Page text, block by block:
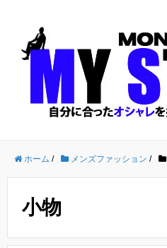
ホーム / メンズファッション /
小物